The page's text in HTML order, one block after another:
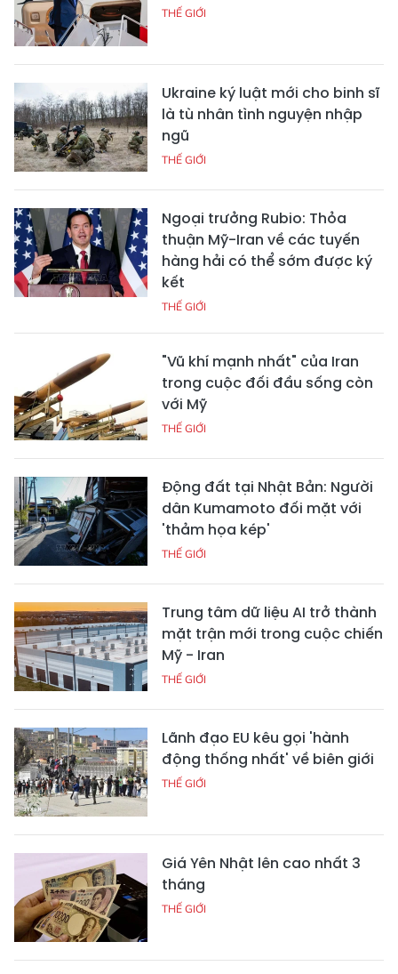
THẾ GIỚI
Ukraine ký luật mới cho binh sĩ
là tù nhân tình nguyện nhập
ngũ
THẾ GIỚI
Ngoại trưởng Rubio: Thỏa
thuận Mỹ-Iran về các tuyến
hàng hải có thể sớm được ký
kết
THẾ GIỚI
"Vũ khí mạnh nhất" của Iran
trong cuộc đối đầu sống còn
với Mỹ
THẾ GIỚI
Động đất tại Nhật Bản: Người
dân Kumamoto đối mặt với
'thảm họa kép'
THẾ GIỚI
Trung tâm dữ liệu AI trở thành
mặt trận mới trong cuộc chiến
Mỹ - Iran
THẾ GIỚI
Lãnh đạo EU kêu gọi 'hành
động thống nhất' về biên giới
THẾ GIỚI
Giá Yên Nhật lên cao nhất 3
tháng
THẾ GIỚI